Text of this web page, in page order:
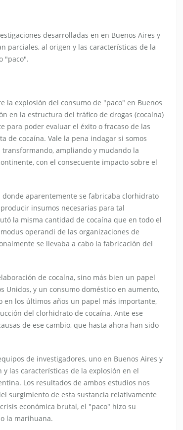
desarrolladas en en Buenos Aires y
parciales, al origen y las características de la
"paco".
la explosión del consumo de "paco" en Buenos
en la estructura del tráfico de drogas (cocaína)
para poder evaluar el éxito o fracaso de las
de cocaína. Vale la pena indagar si somos
ampliando y mudando la
con el consecuente impacto sobre el
aparentemente se fabricaba clorhidrato
insumos necesarias para tal
la misma cantidad de cocaína que en todo el
operandi de las organizaciones de
se llevaba a cabo la fabricación del
de cocaína, sino más bien un papel
Unidos, y un consumo doméstico en aumento,
en los últimos años un papel más importante,
del clorhidrato de cocaína. Ante ese
de ese cambio, que hasta ahora han sido
de investigadores, uno en Buenos Aires y
las características de la explosión en el
Los resultados de ambos estudios nos
surgimiento de esta sustancia relativamente
económica brutal, el "paco" hizo su
la marihuana.